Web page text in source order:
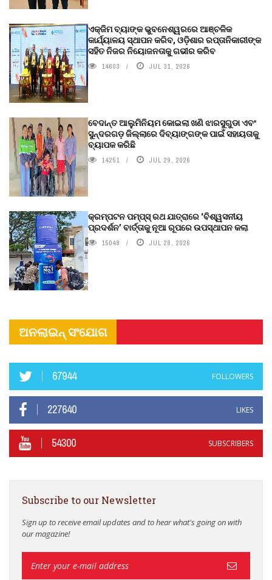
ଏକ୍ଜିମ ବ୍ୟାଙ୍କ ଭୁବନେଶ୍ୱରରେ ଆଞ୍ଚଳିକ
କାର୍ଯ୍ୟାଳୟ ସ୍ଥାପନ କରିବ, ଓଡ଼ିଶାର ରପ୍ତାନିକାରୀଙ୍କ
ସହିତ ନିଜର ନିୟୋଜନତାକୁ ଗଭୀର କରିବ
14603 JUL 31, 2026
ବେଦାନ୍ତ ଆଲୁମିନିୟମ କୋଇଲା ଖଣି ଝାରସୁଗୁଡା ଏବଂ
ସୁନ୍ଦରଗଡ଼ ଜିଲ୍ଲାରେ ଦିବ୍ୟାଙ୍ଗଙ୍କ ପାଇଁ ସହାୟତାକୁ
ବ୍ୟାପକ କରିଛି
14251 JUL 29, 2026
କ୍ରମ୍ପଟନ ପମ୍ପ୍‌ସ୍‌ ରଥ ଯାତ୍ରାରେ ‘ବିଶ୍ୱସନୀୟ
ପ୍ରଦର୍ଶନ’ ବାର୍ତ୍ତାକୁ ନୂଆ ରୂପରେ ଉପସ୍ଥାପନ କଲା
15048 JUL 28, 2026
ଅନଲାଇନ୍ ସଂଯୋଗ
67944 FOLLOWERS
227640 LIKES
54300 SUBSCRIBERS
Subscribe to our Newsletter
Sign up to receive email updates and to hear what's going on with
our magazine!